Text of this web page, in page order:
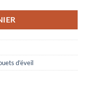
d’éveil